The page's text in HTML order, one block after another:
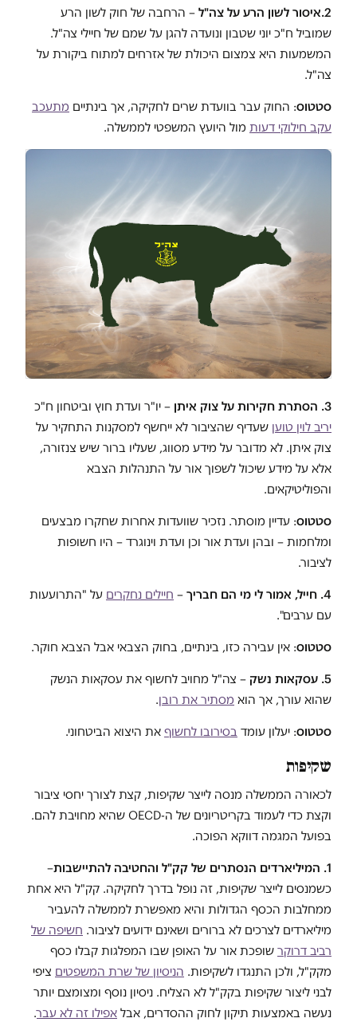
2. איסור לשון הרע על צה"ל – הרחבה של חוק לשון הרע
שמוביל ח"כ יוני שטבון ונועדה להגן על שמם של חיילי צה"ל.
המשמעות היא צמצום היכולת של אזרחים למתוח ביקורת על
צה"ל.
סטטוס: החוק עבר בוועדת שרים לחקיקה, אך בינתיים מתעכב
עקב חילוקי דעות מול היועץ המשפטי לממשלה.
3. הסתרת חקירות על צוק איתן
– יו"ר ועדת חוץ וביטחון ח"כ
יריב לוין טוען שעדיף שהציבור לא ייחשף למסקנות התחקיר על
צוק איתן. לא מדובר על מידע מסווג, שעליו ברור שיש צנזורה,
אלא על מידע שיכול לשפוך אור על התנהלות הצבא
והפוליטיקאים.
סטטוס: עדיין מוסתר. נזכיר שוועדות אחרות שחקרו מבצעים
ומלחמות – ובהן ועדת אור וכן ועדת וינוגרד – היו חשופות
לציבור.
4. חייל, אמור לי מי הם חבריך – חיילים נחקרים על "התרועעות
עם ערבים".
סטטוס: אין עבירה כזו, בינתיים, בחוק הצבאי אבל הצבא חוקר.
5. עסקאות נשק
– צה"ל מחויב לחשוף את עסקאות הנשק
שהוא עורך, אך הוא מסתיר את רובן.
סטטוס: יעלון עומד בסירובו לחשוף את היצוא הביטחוני.
שקיפות
לכאורה הממשלה מנסה לייצר שקיפות, קצת לצורך יחסי ציבור
וקצת כדי לעמוד בקריטריונים של ה-OECD שהיא מחויבת להם.
בפועל המגמה דווקא הפוכה.
1. המיליארדים הנסתרים של קק"ל והחטיבה להתיישבות
–
כשמנסים לייצר שקיפות, זה נופל בדרך לחקיקה. קק"ל היא אחת
ממחלבות הכסף הגדולות והיא מאפשרת לממשלה להעביר
מיליארדים לצרכים לא ברורים ושאינם ידועים לציבור. חשיפה של
רביב דרוקר שופכת אור על האופן שבו המפלגות קבלו כסף
מקק"ל, ולכן התנגדו לשקיפות. הניסיון של שרת המשפטים ציפי
לבני ליצור שקיפות בקק"ל לא הצליח. ניסיון נוסף ומצומצם יותר
נעשה באמצעות תיקון לחוק ההסדרים, אבל אפילו זה לא עבר.